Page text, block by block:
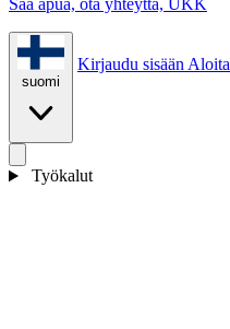
Saa apua, ota yhteyttä, UKK
suomi
Kirjaudu sisään Aloita
Työkalut